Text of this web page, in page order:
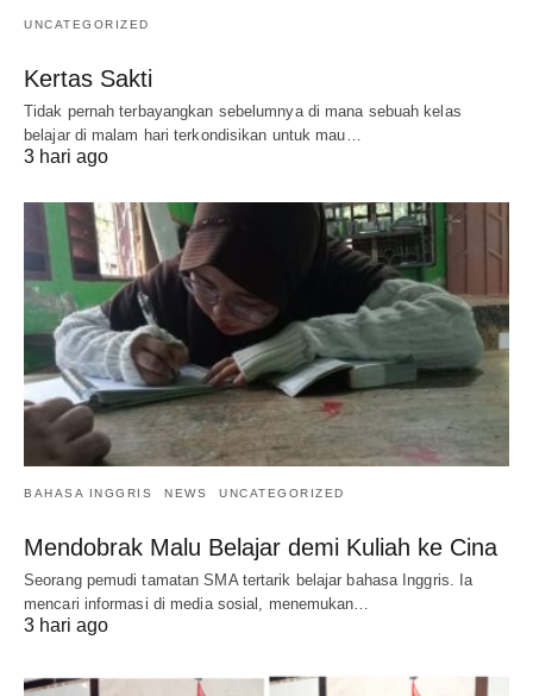
UNCATEGORIZED
Kertas Sakti
Tidak pernah terbayangkan sebelumnya di mana sebuah kelas
belajar di malam hari terkondisikan untuk mau…
3 hari ago
BAHASA INGGRIS NEWS UNCATEGORIZED
Mendobrak Malu Belajar demi Kuliah ke Cina
Seorang pemudi tamatan SMA tertarik belajar bahasa Inggris. Ia
mencari informasi di media sosial, menemukan…
3 hari ago